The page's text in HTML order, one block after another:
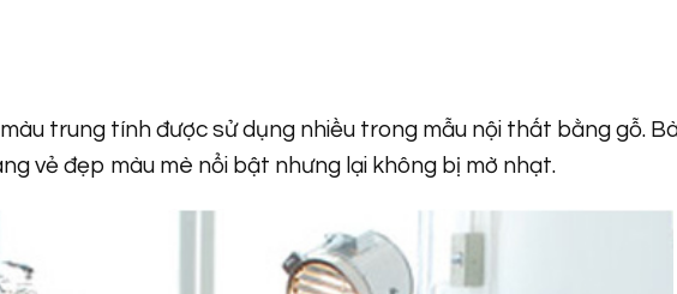
trung tính được sử dụng nhiều trong mẫu nội thất bằng gỗ.
vẻ đẹp màu mè nổi bật nhưng lại không bị mờ nhạt.